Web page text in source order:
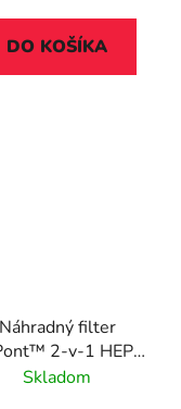
DO KOŠÍKA
Náhradný filter
2-v-1 HEPA
bubon na čističku
Skladom